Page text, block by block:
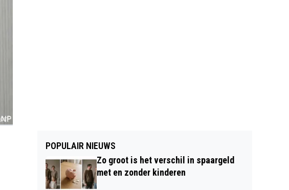
POPULAIR NIEUWS
Zo groot is het verschil in spaargeld
met en zonder kinderen